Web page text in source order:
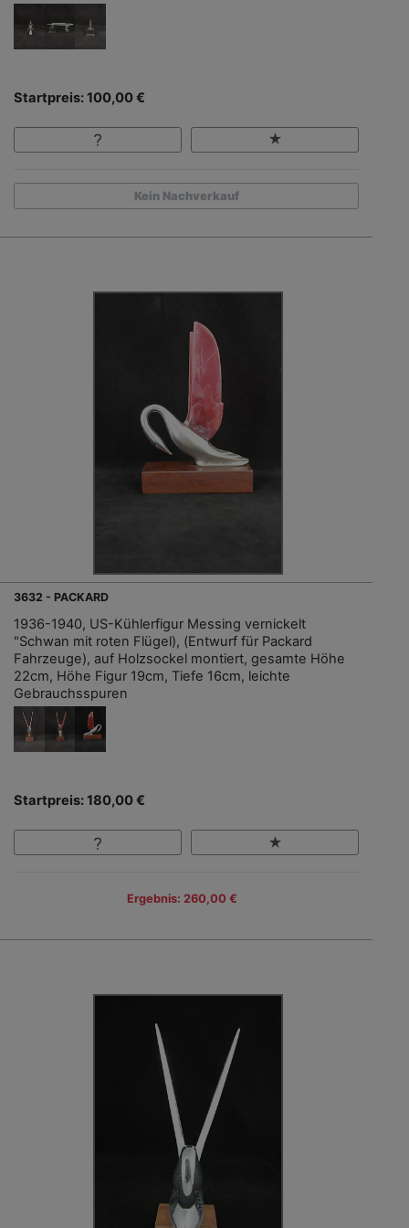
Startpreis: 100,00 €
Kein Nachverkauf
3632 - PACKARD
1936-1940, US-Kühlerfigur Messing vernickelt
"Schwan mit roten Flügel), (Entwurf für Packard
Fahrzeuge), auf Holzsockel montiert, gesamte Höhe
22cm, Höhe Figur 19cm, Tiefe 16cm, leichte
Gebrauchsspuren
Startpreis: 180,00 €
Ergebnis: 260,00 €